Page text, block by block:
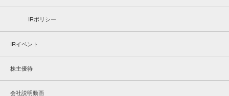
IRポリシー
IRイベント
株主優待
会社説明動画